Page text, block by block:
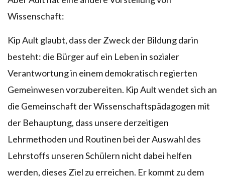
Wissenschaft:
Kip Ault glaubt, dass der Zweck der Bildung darin
besteht: die Bürger auf ein Leben in sozialer
Verantwortung in einem demokratisch regierten
Gemeinwesen vorzubereiten. Kip Ault wendet sich an
die Gemeinschaft der Wissenschaftspädagogen mit
der Behauptung, dass unsere derzeitigen
Lehrmethoden und Routinen bei der Auswahl des
Lehrstoffs unseren Schülern nicht dabei helfen
werden, dieses Ziel zu erreichen. Er kommt zu dem